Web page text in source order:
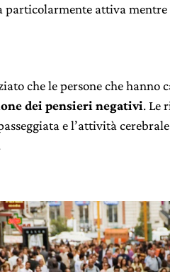
particolarmente attiva
che le persone che hanno
dei pensieri negativi. Le
e l’attività